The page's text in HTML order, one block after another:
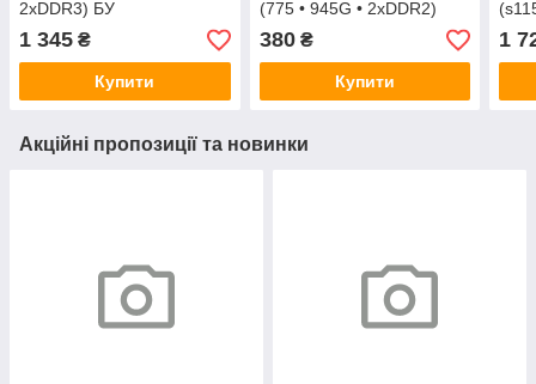
2xDDR3) БУ
1 345 ₴
Купити
(775 • 945G • 2xDDR2)
380₴
Купити
1
Акційні пропозиції та новинки